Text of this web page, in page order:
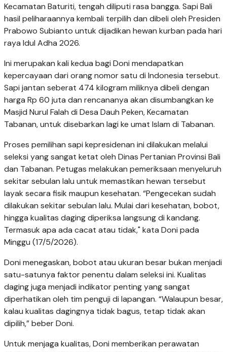
Kecamatan Baturiti, tengah diliputi rasa bangga. Sapi Bali
hasil peliharaannya kembali terpilih dan dibeli oleh Presiden
Prabowo Subianto untuk dijadikan hewan kurban pada hari
raya Idul Adha 2026.
Ini merupakan kali kedua bagi Doni mendapatkan
kepercayaan dari orang nomor satu di Indonesia tersebut.
Sapi jantan seberat 474 kilogram miliknya dibeli dengan
harga Rp 60 juta dan rencananya akan disumbangkan ke
Masjid Nurul Falah di Desa Dauh Peken, Kecamatan
Tabanan, untuk disebarkan lagi ke umat Islam di Tabanan.
Proses pemilihan sapi kepresidenan ini dilakukan melalui
seleksi yang sangat ketat oleh Dinas Pertanian Provinsi Bali
dan Tabanan. Petugas melakukan pemeriksaan menyeluruh
sekitar sebulan lalu untuk memastikan hewan tersebut
layak secara fisik maupun kesehatan. “Pengecekan sudah
dilakukan sekitar sebulan lalu. Mulai dari kesehatan, bobot,
hingga kualitas daging diperiksa langsung di kandang.
Termasuk apa ada cacat atau tidak," kata Doni pada
Minggu (17/5/2026).
Doni menegaskan, bobot atau ukuran besar bukan menjadi
satu-satunya faktor penentu dalam seleksi ini. Kualitas
daging juga menjadi indikator penting yang sangat
diperhatikan oleh tim penguji di lapangan. “Walaupun besar,
kalau kualitas dagingnya tidak bagus, tetap tidak akan
dipilih,” beber Doni.
Untuk menjaga kualitas, Doni memberikan perawatan